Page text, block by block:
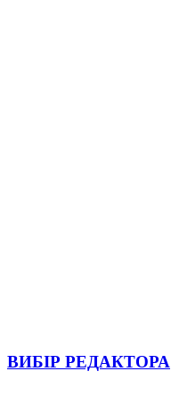
ВИБІР РЕДАКТОРА